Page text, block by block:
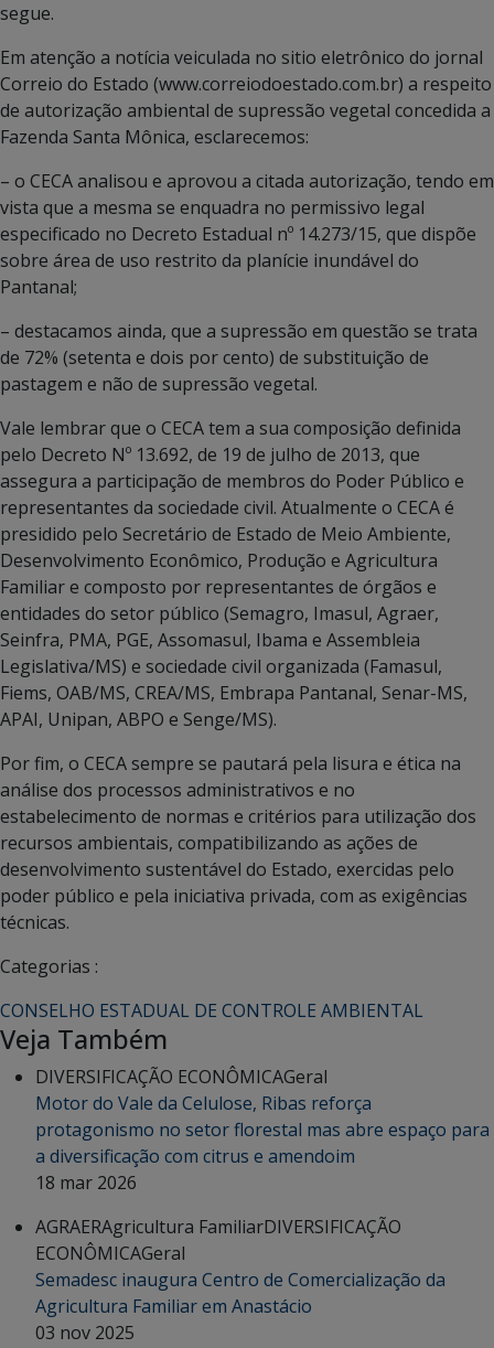
segue.
Em atenção a notícia veiculada no sitio eletrônico do jornal
Correio do Estado (www.correiodoestado.com.br) a respeito
de autorização ambiental de supressão vegetal concedida a
Fazenda Santa Mônica, esclarecemos:
– o CECA analisou e aprovou a citada autorização, tendo em
vista que a mesma se enquadra no permissivo legal
especificado no Decreto Estadual nº 14.273/15, que dispõe
sobre área de uso restrito da planície inundável do
Pantanal;
– destacamos ainda, que a supressão em questão se trata
de 72% (setenta e dois por cento) de substituição de
pastagem e não de supressão vegetal.
Vale lembrar que o CECA tem a sua composição definida
pelo Decreto Nº 13.692, de 19 de julho de 2013, que
assegura a participação de membros do Poder Público e
representantes da sociedade civil. Atualmente o CECA é
presidido pelo Secretário de Estado de Meio Ambiente,
Desenvolvimento Econômico, Produção e Agricultura
Familiar e composto por representantes de órgãos e
entidades do setor público (Semagro, Imasul, Agraer,
Seinfra, PMA, PGE, Assomasul, Ibama e Assembleia
Legislativa/MS) e sociedade civil organizada (Famasul,
Fiems, OAB/MS, CREA/MS, Embrapa Pantanal, Senar-MS,
APAI, Unipan, ABPO e Senge/MS).
Por fim, o CECA sempre se pautará pela lisura e ética na
análise dos processos administrativos e no
estabelecimento de normas e critérios para utilização dos
recursos ambientais, compatibilizando as ações de
desenvolvimento sustentável do Estado, exercidas pelo
poder público e pela iniciativa privada, com as exigências
técnicas.
Categorias :
CONSELHO ESTADUAL DE CONTROLE AMBIENTAL
Veja Também
DIVERSIFICAÇÃO ECONÔMICAGeral
Motor do Vale da Celulose, Ribas reforça
protagonismo no setor florestal mas abre espaço para
a diversificação com citrus e amendoim
18 mar 2026
AGRAERAgricultura FamiliarDIVERSIFICAÇÃO
ECONÔMICAGeral
Semadesc inaugura Centro de Comercialização da
Agricultura Familiar em Anastácio
03 nov 2025